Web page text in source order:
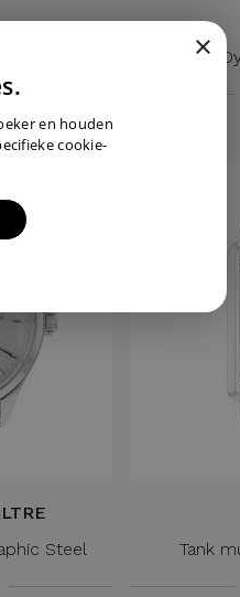
Date 34
Steel
Tank
×
en houden
cookie-